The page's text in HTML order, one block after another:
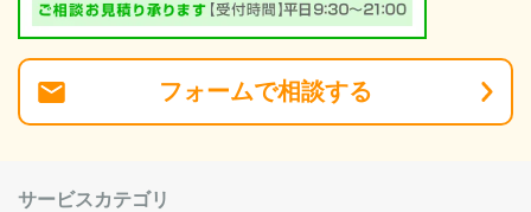
フォームで相談する
サービスカテゴリ